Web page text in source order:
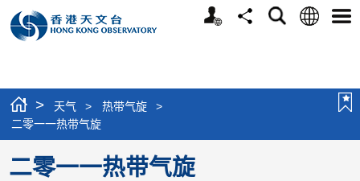
个
分
搜
语
选
> 天气 > 热带气旋
>
二零一一热带气旋
二零一一热带气旋